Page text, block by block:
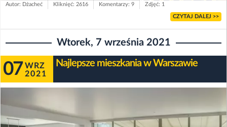
Autor: Dżacheć Kliknięć: 2616 Komentarzy: 9 Zdjęć: 1
CZYTAJ DALEJ >>
Wtorek, 7 września 2021
07 WRZ
2021
Najlepsze mieszkania w Warszawie